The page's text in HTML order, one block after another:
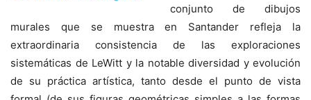
conjunto de dibujos
murales que se muestra en Santander refleja la
extraordinaria consistencia de las exploraciones
sistemáticas de LeWitt y la notable diversidad y evolución
de su práctica artística, tanto desde el punto de vista